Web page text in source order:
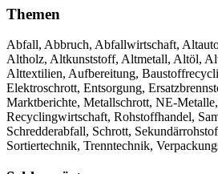
Themen
Abfall, Abbruch, Abfallwirtschaft,
Altholz, Altkunststoff, Altmetall, Altöl,
Alttextilien, Aufbereitung,
Elektroschrott, Entsorgung,
Marktberichte, Metallschrott, NE-
Recyclingwirtschaft, Rohstoffhandel,
Schredderabfall, Schrott,
Sortiertechnik, Trenntechnik,